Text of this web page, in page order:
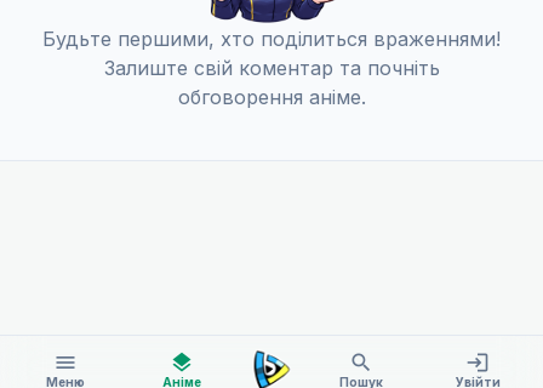
menu
Меню
layers
Аніме
search
Пошук
login
Увійти
Будьте першими, хто поділиться враженнями!
Залиште свій коментар та почніть
обговорення аніме.